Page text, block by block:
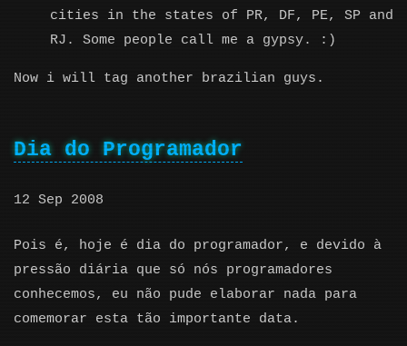
cities in the states of PR, DF, PE, SP and
RJ. Some people call me a gypsy. :)
Now i will tag another brazilian guys.
Dia do Programador
12 Sep 2008
Pois é, hoje é dia do programador, e devido à
pressão diária que só nós programadores
conhecemos, eu não pude elaborar nada para
comemorar esta tão importante data.